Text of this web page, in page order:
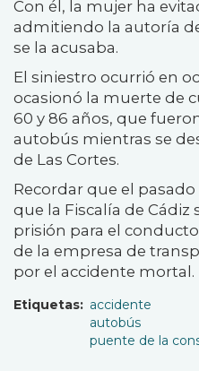
Con él, la mujer ha
admitiendo la autoría
se la acusaba.
El siniestro ocurrió en
ocasionó la muerte de
60 y 86 años, que
autobús mientras se
de Las Cortes.
Recordar que el
que la Fiscalía de Cádiz
prisión para el
de la empresa de
por el accidente mortal.
Etiquetas
accidente
autobús
puente de la